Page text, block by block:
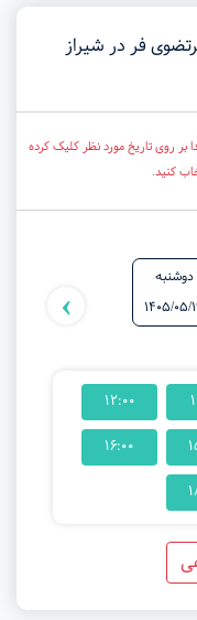
فر در شیراز
بر روی تاریخ مورد نظر کلیک کرده
کنید.
دوشنبه
1405/05/
›
12:00
16:00